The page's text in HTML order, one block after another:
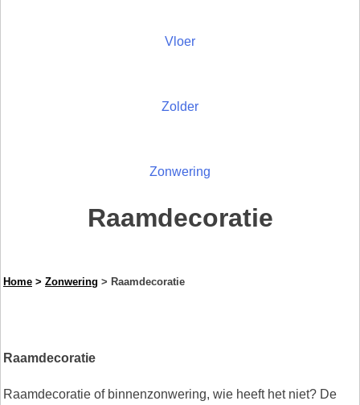
Vloer
Zolder
Zonwering
Raamdecoratie
Home > Zonwering > Raamdecoratie
Raamdecoratie
Raamdecoratie of binnenzonwering, wie heeft het niet? De